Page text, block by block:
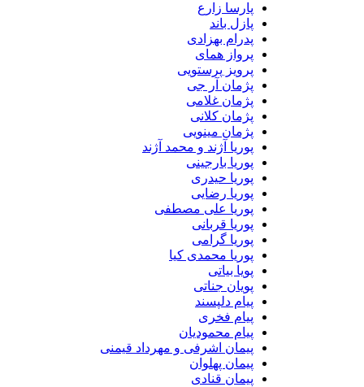
پارسا زارع
پازل باند
پدرام بهزادی
پرواز همای
پرویز پرستویی
پژمان آر جی
پژمان غلامی
پژمان کلانی
پژمان مینویی
پوریا آژند و محمد آژند
پوریا بارجینی
پوریا حیدری
پوریا رضایی
پوریا علی مصطفی
پوریا قربانی
پوریا گرامی
پوریا محمدی کیا
پویا بیاتی
پویان جناتی
پیام دلپسند
پیام فخری
پیام محمودیان
پیمان اشرفی و مهرداد قیمنی
پیمان پهلوان
پیمان قنادی